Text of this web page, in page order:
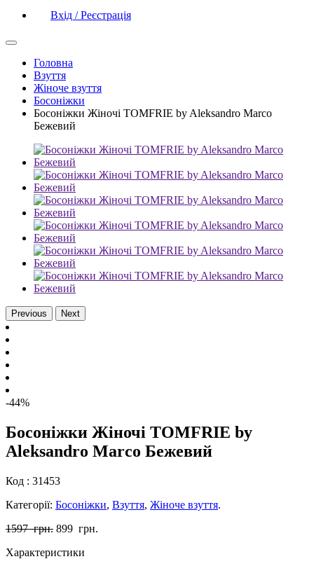
Вхід / Реєстрація
Головна
Взуття
Жіноче взуття
Босоніжки
Босоніжки Жіночі TOMFRIE by Aleksandro Marco
Бежевий
Previous Next
-44%
Босоніжки Жіночі TOMFRIE by
Aleksandro Marco Бежевий
Код : 31453
Категорії: Босоніжки, Взуття, Жіноче взуття.
1597 грн. 899 грн.
Характеристики